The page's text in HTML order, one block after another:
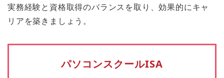
実務経験と資格取得のバランスを取り、効果的にキャ
リアを築きましょう。
パソコンスクールISA